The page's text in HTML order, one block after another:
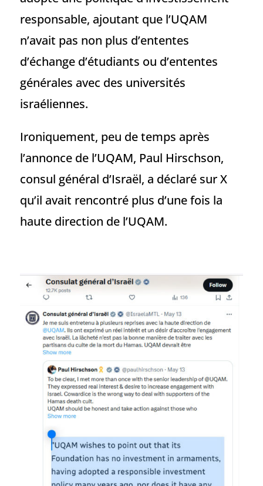
responsable, ajoutant que l’UQAM
n’avait pas non plus d’ententes
d’échange d’étudiants ou d’ententes
générales avec des universités
israéliennes.
Ironiquement, peu de temps après
l’annonce de l’UQAM, Paul Hirschson,
consul général d’Israël, a déclaré sur X
qu’il avait rencontré plus d’une fois la
haute direction de l’UQAM.